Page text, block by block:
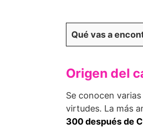
Qué vas a
Origen del
Se conocen
virtudes. La más
300 después de